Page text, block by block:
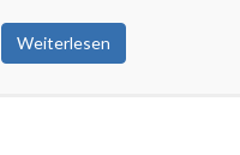
Weiterlesen